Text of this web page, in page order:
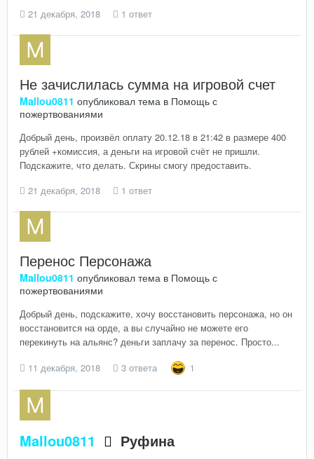
21 декабря, 2018
1 ответ
Не зачислилась сумма на игровой счет
Mallou0811 опубликовал тема в Помощь с
пожертвованиями
Добрый день, произвёл оплату 20.12.18 в 21:42 в размере 400
рублей +комиссия, а деньги на игровой счёт не пришли.
Подскажите, что делать. Скрины смогу предоставить.
21 декабря, 2018
1 ответ
Перенос Персонажа
Mallou0811 опубликовал тема в Помощь с
пожертвованиями
Добрый день, подскажите, хочу восстановить персонажа, но он
восстановится на орде, а вы случайно не можете его
перекинуть на альянс? деньги заплачу за перенос. Просто...
11 декабря, 2018
3 ответа 1
Mallou0811 Руфина